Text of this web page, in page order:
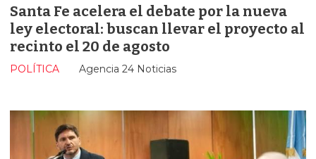
Santa Fe acelera el debate por la nueva
ley electoral: buscan llevar el proyecto al
recinto el 20 de agosto
Agencia 24 Noticias
POLÍTICA